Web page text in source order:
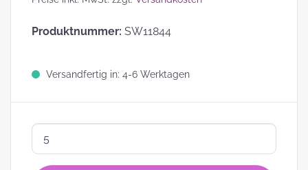
Produktnummer: SW11844
Versandfertig in: 4-6 Werktagen